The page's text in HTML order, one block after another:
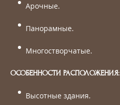
Арочные.
Панорамные.
Многостворчатые.
ОСОБЕННОСТИ РАСПОЛОЖЕНИЯ:
Высотные здания.